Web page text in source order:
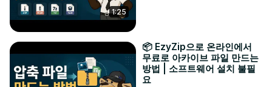
1:25
📦 EzyZip으로 온라인에서
무료로 아카이브 파일 만드는
방법 | 소프트웨어 설치 불필
요